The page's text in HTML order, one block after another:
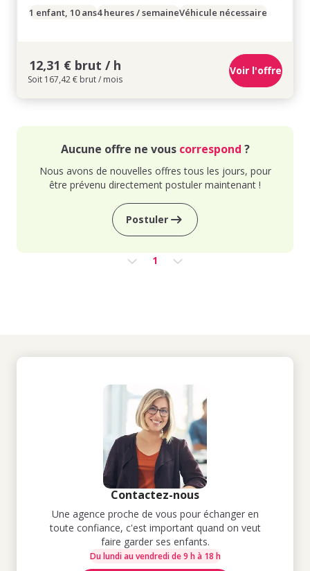
1 enfant, 10 ans4 heures / semaineVéhicule nécessaire
12,31 € brut / h
Soit 167,42 € brut / mois
Voir l'offre
Aucune offre ne vous correspond ?
Nous avons de nouvelles offres tous les jours, pour
être prévenu directement postuler maintenant !
Postuler
1
Contactez-nous
Une agence proche de vous pour échanger en
toute confiance, c'est important quand on veut
faire garder ses enfants.
Du lundi au vendredi de 9 h à 18 h